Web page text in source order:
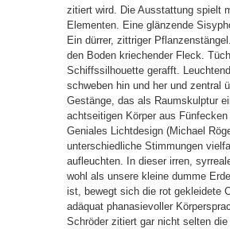
zitiert wird. Die Ausstattung spielt
Elementen. Eine glänzende
Ein dürrer, zittriger
den Boden kriechender Fleck.
Schiffssilhouette gerafft.
schweben hin und her und zentral
Gestänge, das als Raumskulptur
achtseitigen Körper aus Fünfecken
Geniales Lichtdesign (Michael
unterschiedliche Stimmungen
aufleuchten. In dieser irren,
wohl als unsere kleine dumme
ist, bewegt sich die rot gekleidete
adäquat phanasievoller
Schröder zitiert gar nicht selten